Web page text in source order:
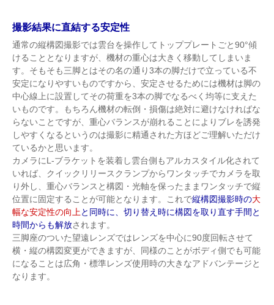
撮影結果に直結する安定性
通常の縦構図撮影では雲台を操作してトッププレートごと90°傾
けることとなりますが、機材の重心は大きく移動してしまいま
す。そもそも三脚とはその名の通り3本の脚だけで立っている不
安定になりやすいものですから、安定させるためには機材は脚の
中心線上に設置してその荷重を3本の脚でなるべく均等に支えた
いものです。もちろん機材の転倒・損傷は絶対に避けなければな
らないことですが、重心バランスが崩れることによりブレを誘発
しやすくなるというのは撮影に精通された方ほどご理解いただけ
ているかと思います。
カメラにL-ブラケットを装着し雲台側もアルカスタイル化されて
いれば、クイックリリースクランプからワンタッチでカメラを取
り外し、重心バランスと構図・光軸を保ったままワンタッチで縦
位置に固定することが可能となります。これで縦構図撮影時の大
幅な安定性の向上と同時に、切り替え時に構図を取り直す手間と
時間からも解放されます。
三脚座のついた望遠レンズではレンズを中心に90度回転させて
横・縦の構図変更ができますが、同様のことがボディ側でも可能
になることは広角・標準レンズ使用時の大きなアドバンテージと
なります。